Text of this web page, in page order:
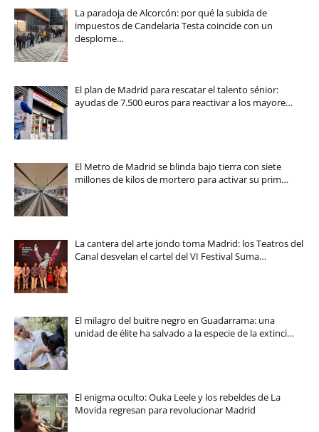
La paradoja de Alcorcón: por qué la subida de
impuestos de Candelaria Testa coincide con un
desplome…
El plan de Madrid para rescatar el talento sénior:
ayudas de 7.500 euros para reactivar a los mayore…
El Metro de Madrid se blinda bajo tierra con siete
millones de kilos de mortero para activar su prim…
La cantera del arte jondo toma Madrid: los Teatros del
Canal desvelan el cartel del VI Festival Suma…
El milagro del buitre negro en Guadarrama: una
unidad de élite ha salvado a la especie de la extinci…
El enigma oculto: Ouka Leele y los rebeldes de La
Movida regresan para revolucionar Madrid